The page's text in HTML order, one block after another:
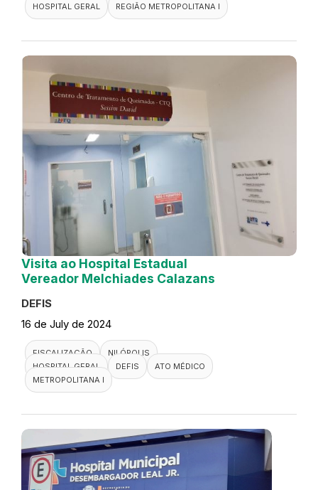
HOSPITAL GERAL
REGIÃO METROPOLITANA I
Visita ao Hospital Estadual
Vereador Melchiades Calazans
DEFIS
16 de July de 2024
FISCALIZAÇÃO
NILÓPOLIS
HOSPITAL GERAL
DEFIS
ATO MÉDICO
METROPOLITANA I